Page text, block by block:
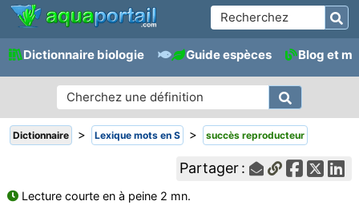
Dictionnaire biologie Guide espèces Blog et
Dictionnaire > Lexique mots en S > succès reproducteur
Partager :
Lecture courte en à peine 2 mn.